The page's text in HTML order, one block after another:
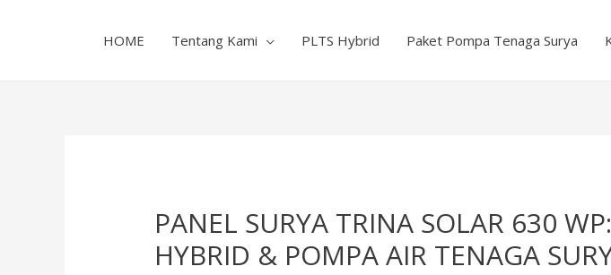
HOME Tentang Kami PLTS Hybrid Paket Pompa Tenaga Surya
PANEL SURYA TRINA SOLAR 630
HYBRID & POMPA AIR TENAGA